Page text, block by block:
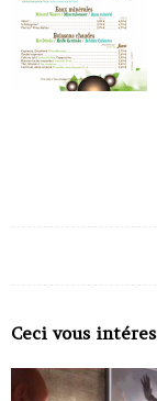
Ceci vous